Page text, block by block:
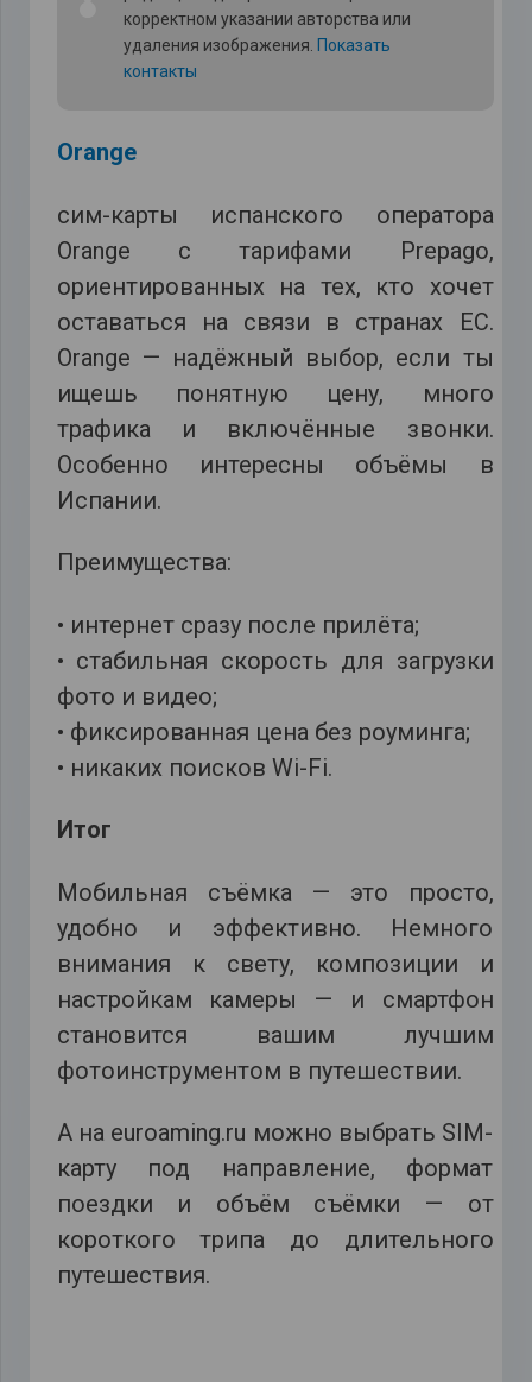
корректном указании авторства или
удаления изображения. Показать
контакты
Orange
сим-карты испанского оператора
Orange с тарифами Prepago,
ориентированных на тех, кто хочет
оставаться на связи в странах ЕС.
Orange — надёжный выбор, если ты
ищешь понятную цену, много
трафика и включённые звонки.
Особенно интересны объёмы в
Испании.
Преимущества:
• интернет сразу после прилёта;
• стабильная скорость для загрузки
фото и видео;
• фиксированная цена без роуминга;
• никаких поисков Wi-Fi.
Итог
Мобильная съёмка — это просто,
удобно и эффективно. Немного
внимания к свету, композиции и
настройкам камеры — и смартфон
становится вашим лучшим
фотоинструментом в путешествии.
А на euroaming.ru можно выбрать SIM-
карту под направление, формат
поездки и объём съёмки — от
короткого трипа до длительного
путешествия.